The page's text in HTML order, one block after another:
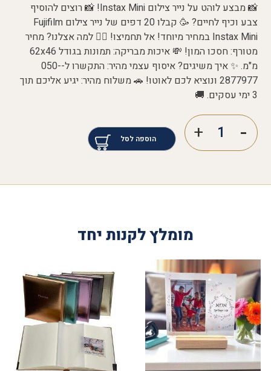
📸 מבצע לוהט על נייר צילום Instax Mini! 📸 רוצים להוסיף
צבע וכיף לחיים? 🥳 קבלו 20 דפים של נייר צילום Fujifilm
Instax Mini במחיר מיוחד! אל תחמיצו! 🏃‍♀️ למה אצלנו? מחיר
מטורף: חסכו המון! 💸 איכות מבריקה: תמונות בגודל 62x46
מ"מ. ✨ איך משיגים? איסוף עצמי מהיר: התקשרו ל-050-
2877977 ונוציא לכם לאוטו! 🚗 משלוח מהיר: יגיע אליכם תוך
3 ימי עסקים. 🚚
הוספה לסל
מומלץ לקנות יחד